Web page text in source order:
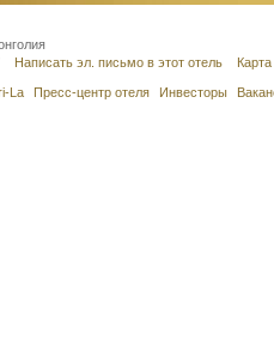
Написать эл. письмо в этот отель
Инвесторы
Пресс-центр отеля
La